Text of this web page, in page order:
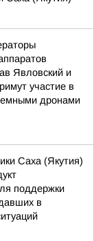
Явловский и
участие в
дронами
Саха (Якутия)
поддержки
в